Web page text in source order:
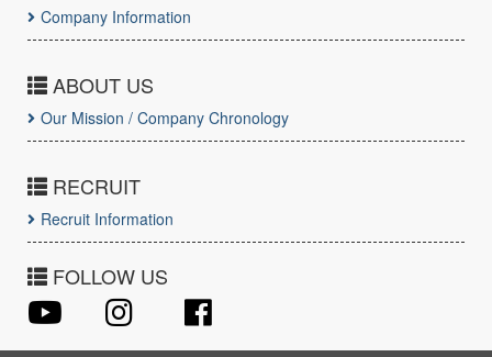
Company Information
ABOUT US
Our Mission / Company Chronology
RECRUIT
Recruit Information
FOLLOW US